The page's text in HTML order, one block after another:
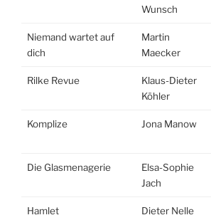
Wunsch
Niemand wartet auf
dich
Martin
Maecker
Rilke Revue
Klaus-Dieter
Köhler
Komplize Jona Manow
Die Glasmenagerie
Elsa-Sophie
Jach
Hamlet Dieter Nelle